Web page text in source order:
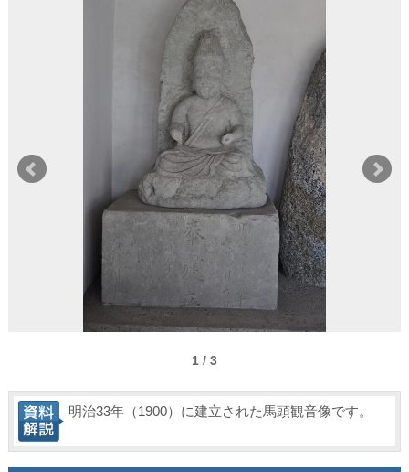
1 / 3
明治33年（1900）に建立された馬頭観音像です。